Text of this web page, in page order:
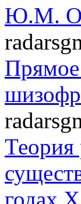
Ю.М.
Прямое
Теория
годах